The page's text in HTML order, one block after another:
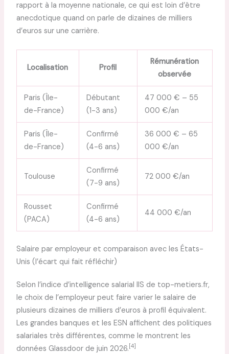
rapport à la moyenne nationale, ce qui est loin d’être
anecdotique quand on parle de dizaines de milliers
d’euros sur une carrière.
Localisation Profil
Rémunération
observée
Paris (Île-
de-France)
Débutant
(1-3 ans)
47 000 € – 55
000 €/an
Paris (Île-
de-France)
Confirmé
(4-6 ans)
36 000 € – 65
000 €/an
Toulouse
Confirmé
(7-9 ans)
72 000 €/an
Rousset
(PACA)
Confirmé
(4-6 ans)
44 000 €/an
Salaire par employeur et comparaison avec les États-
Unis (l’écart qui fait réfléchir)
Selon l’indice d’intelligence salarial IIS de top-metiers.fr,
le choix de l’employeur peut faire varier le salaire de
plusieurs dizaines de milliers d’euros à profil équivalent.
Les grandes banques et les ESN affichent des politiques
salariales très différentes, comme le montrent les
données Glassdoor de juin 2026. [4]